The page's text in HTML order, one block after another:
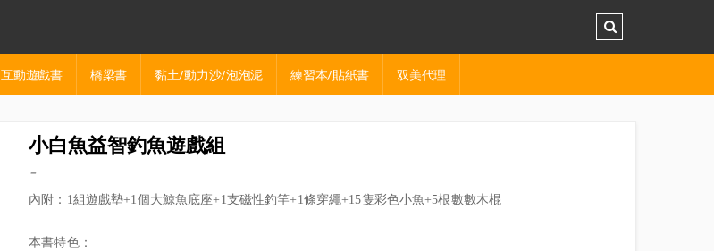
互動遊戲書 橋梁書 黏土/動力沙/泡泡泥 練習本/貼紙書 双美代理
小白魚益智釣魚遊戲組
-
內附：1組遊戲墊+1個大鯨魚底座+1支磁性釣竿+1條穿繩+15隻彩色小魚+5根數數木棍
本書特色：